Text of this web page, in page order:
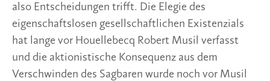
also Entscheidungen trifft. Die Elegie des
eigenschaftslosen gesellschaftlichen Existenzials
hat lange vor Houellebecq Robert Musil verfasst
und die aktionistische Konsequenz aus dem
Verschwinden des Sagbaren wurde noch vor Musil